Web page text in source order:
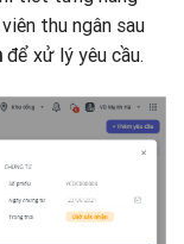
thu ngân sau
để xử lý yêu cầu.